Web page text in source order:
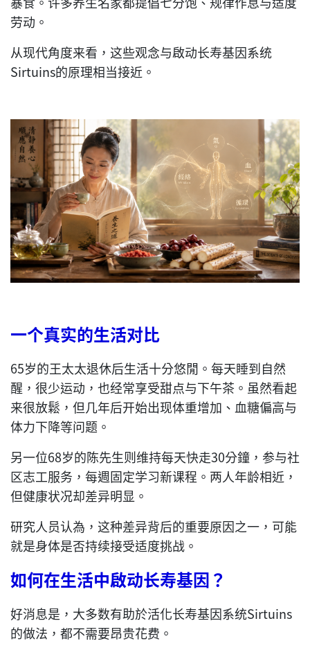
劳动。
从现代角度来看，这些观念与啟动长寿基因系统
Sirtuins的原理相当接近。
一个真实的生活对比
65岁的王太太退休后生活十分悠閒。每天睡到自然
醒，很少运动，也经常享受甜点与下午茶。虽然看起
来很放鬆，但几年后开始出现体重增加、血糖偏高与
体力下降等问题。
另一位68岁的陈先生则维持每天快走30分鐘，参与社
区志工服务，每週固定学习新课程。两人年龄相近，
但健康状况却差异明显。
研究人员认為，这种差异背后的重要原因之一，可能
就是身体是否持续接受适度挑战。
如何在生活中啟动长寿基因？
好消息是，大多数有助於活化长寿基因系统Sirtuins
的做法，都不需要昂贵花费。